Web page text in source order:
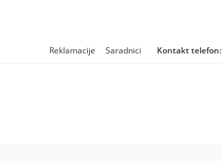
Reklamacije Saradnici Kontakt telefon: